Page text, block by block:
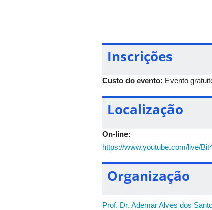
Haverá emissão de certificado
Inscrições
Custo do evento: Evento
Localização
On-line:
https://www.youtube.com/live/
Organização
Prof. Dr. Ademar Alves dos